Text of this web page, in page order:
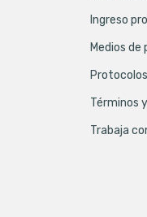
Ingreso
Medios de
Términos
Trabaja